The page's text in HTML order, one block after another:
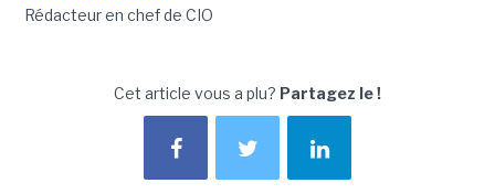
Rédacteur en chef de CIO
Cet article vous a plu? Partagez le !